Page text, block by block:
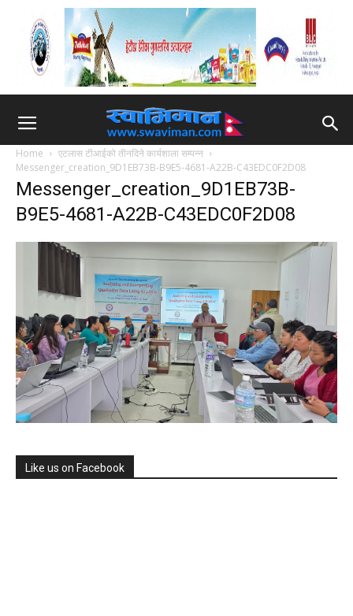
Home
एटलास टीआईको तीनदिने कार्यशाला सम्पन्न
Messenger_creation_9D1EB73B-B9E5-4681-A22B-C43EDC0F2D08
Messenger_creation_9D1EB73B-
B9E5-4681-A22B-C43EDC0F2D08
Like us on Facebook